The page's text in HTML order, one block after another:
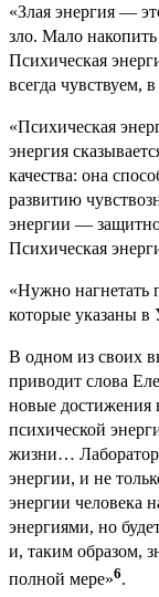
«Злая энергия —
зло. Мало
Психическая
всегда чувствуем,
«Психическая
энергия
качества: она
развитию
энергии —
Психическая
«Нужно нагнетать
которые указаны в
В одном из своих
приводит слова
новые достижения
психической
жизни…
энергии, и не
энергии человека
энергиями, но
и, таким образом,
полной мере»6.